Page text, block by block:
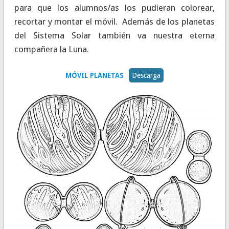
para que los alumnos/as los pudieran colorear,
recortar y montar el móvil. Además de los planetas
del Sistema Solar también va nuestra eterna
compañera la Luna.
MÓVIL PLANETAS Descarga